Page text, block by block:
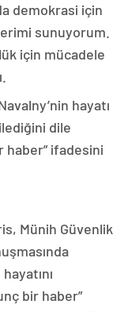
demokrasi için
sunuyorum.
için mücadele
hayatı
dile
haber” ifadesini
Münih Güvenlik
bir haber”